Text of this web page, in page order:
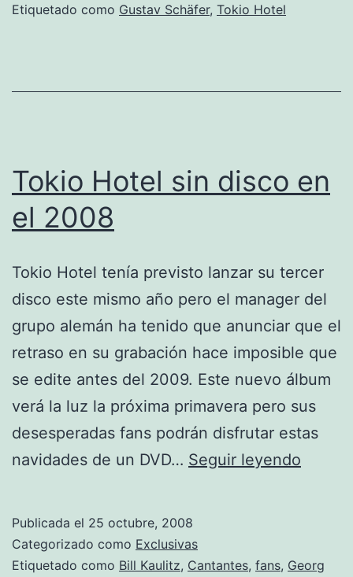
Etiquetado como Gustav Schäfer, Tokio Hotel
Tokio Hotel sin disco en
el 2008
Tokio Hotel tenía previsto lanzar su tercer
disco este mismo año pero el manager del
grupo alemán ha tenido que anunciar que el
retraso en su grabación hace imposible que
se edite antes del 2009. Este nuevo álbum
verá la luz la próxima primavera pero sus
desesperadas fans podrán disfrutar estas
navidades de un DVD… Seguir leyendo
en
Publicada el 25 octubre, 2008
Categorizado como Exclusivas
Etiquetado como Bill Kaulitz, Cantantes, fans, Georg